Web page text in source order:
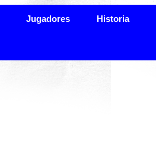
Jugadores Historia